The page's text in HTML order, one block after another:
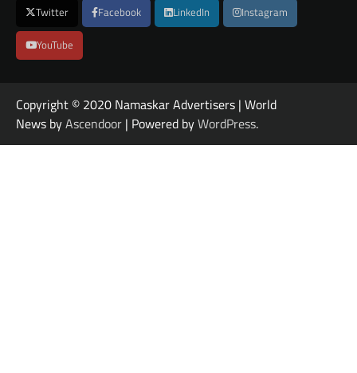
Twitter Facebook LinkedIn Instagram
YouTube
Copyright © 2020 Namaskar Advertisers | World
News byAscendoor | Powered byWordPress.